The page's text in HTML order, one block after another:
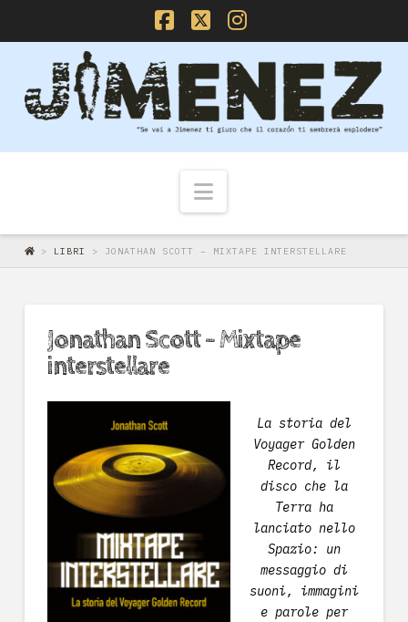
Facebook
X Instagram
Navigazione
> LIBRI > JONATHAN SCOTT – MIXTAPE INTERSTELLARE
Jonathan Scott – Mixtape
interstellare
La storia del
Voyager Golden
Record, il
disco che la
Terra ha
lanciato nello
Spazio: un
messaggio di
suoni, immagini
e parole per